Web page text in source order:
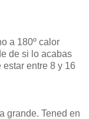
a 180º calor
de si lo acabas
entre 8 y 16
grande. Tened en